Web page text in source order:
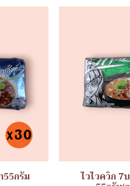
กรัม ไวไวควิก 7